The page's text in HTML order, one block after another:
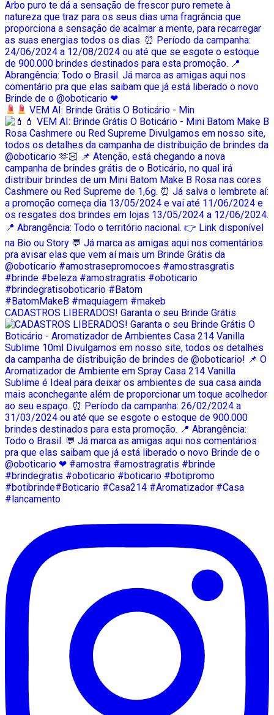
VEM AI: Brinde Grátis O Boticário - Min
CADASTROS LIBERADOS! Garanta o seu Brinde Grátis